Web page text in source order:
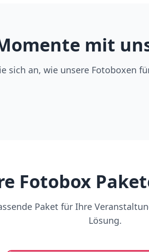
mit
sich an, wie unsere Fotoboxen
Fotobox
Paket für Ihre
Lösung.